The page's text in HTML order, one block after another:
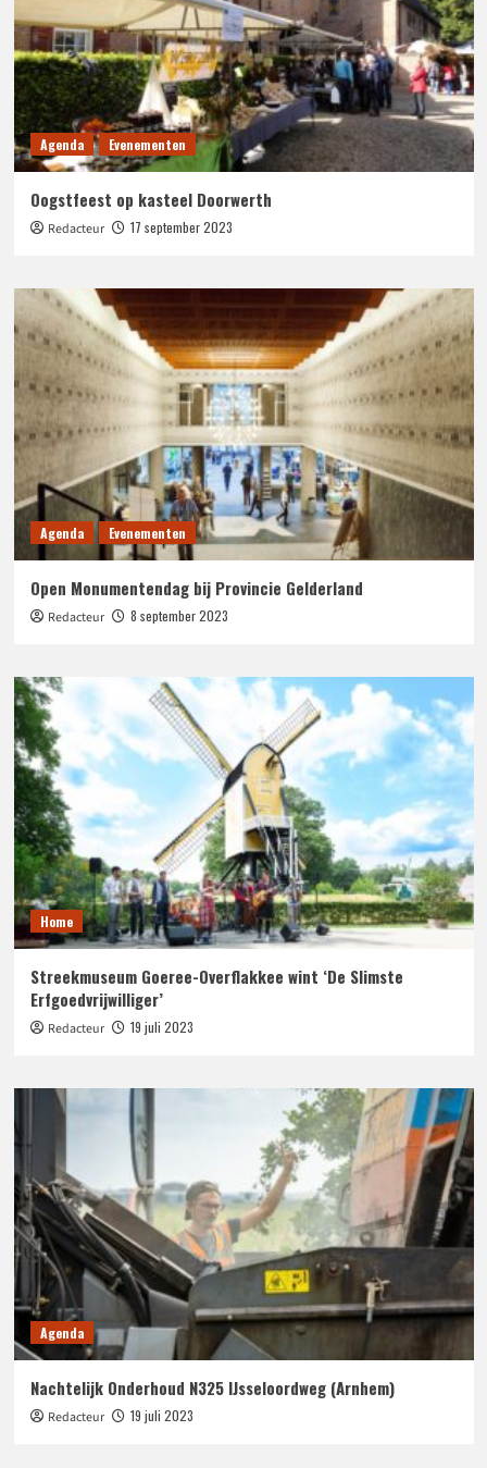
Agenda Evenementen
Oogstfeest op kasteel Doorwerth
Redacteur 17 september 2023
Agenda Evenementen
Open Monumentendag bij Provincie Gelderland
Redacteur 8 september 2023
Home
Streekmuseum Goeree-Overflakkee wint ‘De Slimste
Erfgoedvrijwilliger’
Redacteur 19 juli 2023
Agenda
Nachtelijk Onderhoud N325 IJsseloordweg (Arnhem)
Redacteur 19 juli 2023